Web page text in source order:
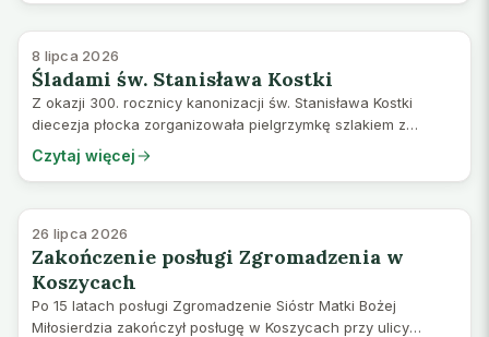
8 lipca 2026
Śladami św. Stanisława Kostki
Z okazji 300. rocznicy kanonizacji św. Stanisława Kostki
diecezja płocka zorganizowała pielgrzymkę szlakiem z
Wiednia do Rzymu, który przemierzył młody Kostka, walcząc o
przyjęcie do zakonu jezuitów.…
Czytaj więcej
26 lipca 2026
Zakończenie posługi Zgromadzenia w
Koszycach
Po 15 latach posługi Zgromadzenie Sióstr Matki Bożej
Miłosierdzia zakończył posługę w Koszycach przy ulicy